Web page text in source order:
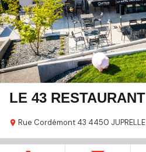
LE 43 RESTAURANT
Rue Cordémont 43 4450 JUPRELLE